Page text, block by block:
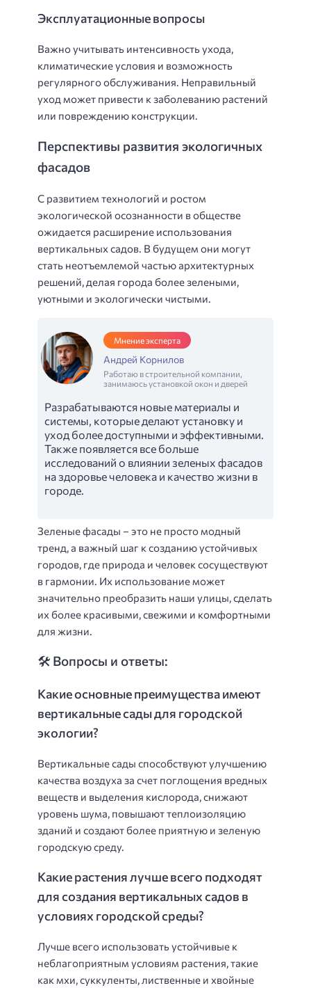
Эксплуатационные вопросы
Важно учитывать интенсивность ухода,
климатические условия и возможность
регулярного обслуживания. Неправильный
уход может привести к заболеванию растений
или повреждению конструкции.
Перспективы развития экологичных
фасадов
С развитием технологий и ростом
экологической осознанности в обществе
ожидается расширение использования
вертикальных садов. В будущем они могут
стать неотъемлемой частью архитектурных
решений, делая города более зелеными,
уютными и экологически чистыми.
Мнение эксперта
Андрей Корнилов
Работаю в строительной компании,
занимаюсь установкой окон и дверей
Разрабатываются новые материалы и
системы, которые делают установку и
уход более доступными и эффективными.
Также появляется все больше
исследований о влиянии зеленых фасадов
на здоровье человека и качество жизни в
городе.
Зеленые фасады – это не просто модный
тренд, а важный шаг к созданию устойчивых
городов, где природа и человек сосуществуют
в гармонии. Их использование может
значительно преобразить наши улицы, сделать
их более красивыми, свежими и комфортными
для жизни.
🛠️ Вопросы и ответы:
Какие основные преимущества имеют
вертикальные сады для городской
экологии?
Вертикальные сады способствуют улучшению
качества воздуха за счет поглощения вредных
веществ и выделения кислорода, снижают
уровень шума, повышают теплоизоляцию
зданий и создают более приятную и зеленую
городскую среду.
Какие растения лучше всего подходят
для создания вертикальных садов в
условиях городской среды?
Лучше всего использовать устойчивые к
неблагоприятным условиям растения, такие
как мхи, суккуленты, лиственные и хвойные